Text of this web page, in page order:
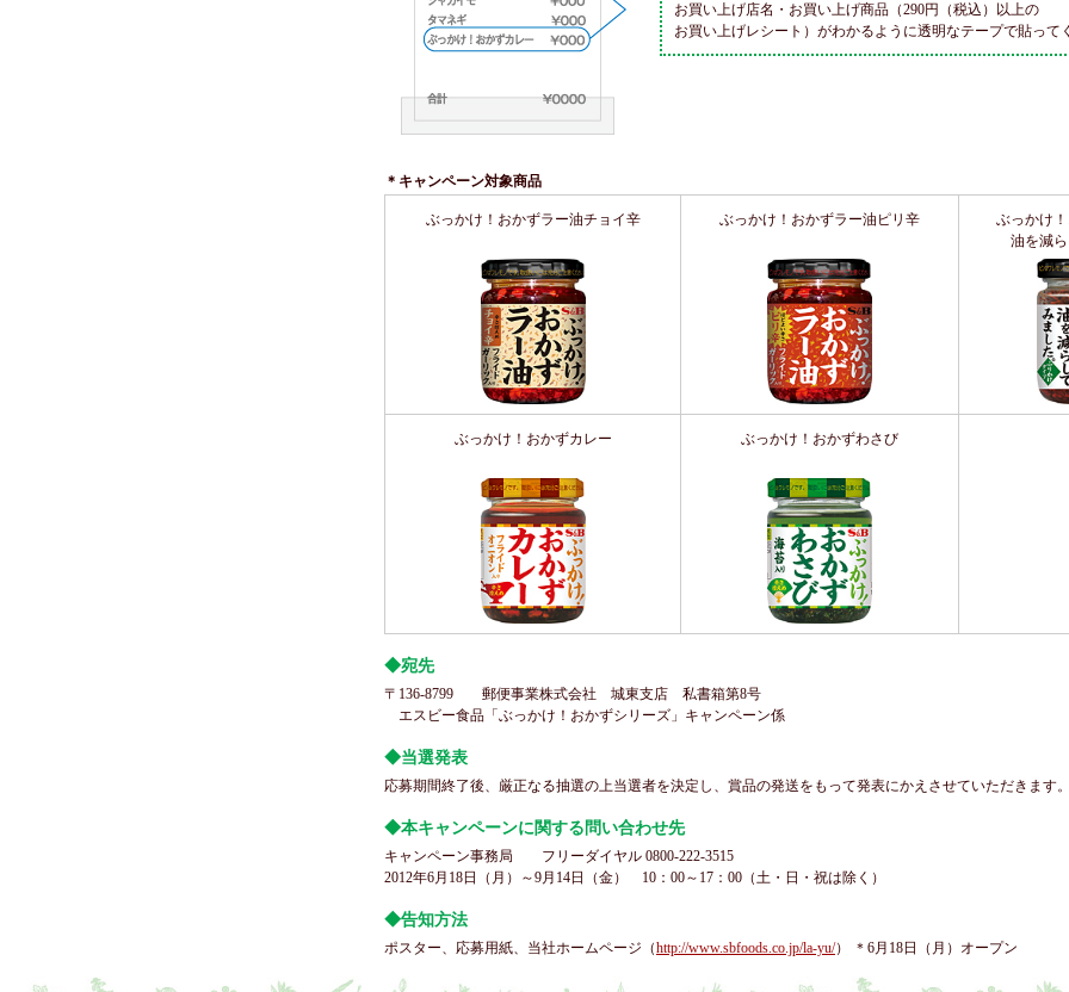
お買い上げ店名・お買い上げ商品（290円（税込）以上の
お買い上げレシート）がわかるように透明なテープで貼って
＊キャンペーン対象商品
ぶっかけ！おかずラー油チョイ辛 ぶっかけ！おかずラー油ピリ辛
ぶっかけ
油を減
ぶっかけ！おかずカレー ぶっかけ！おかずわさび
◆宛先
〒136-8799 郵便事業株式会社 城東支店 私書箱第8号
エスビー食品「ぶっかけ！おかずシリーズ」キャンペーン係
◆当選発表
応募期間終了後、厳正なる抽選の上当選者を決定し、賞品の発送をもって発表にかえさせていただきます
◆本キャンペーンに関する問い合わせ先
キャンペーン事務局 フリーダイヤル 0800-222-3515
2012年6月18日（月）～9月14日（金） 10：00～17：00（土・日・祝は除く）
◆告知方法
ポスター、応募用紙、当社ホームページ（http://www.sbfoods.co.jp/la-yu/） ＊6月18日（月）オープン